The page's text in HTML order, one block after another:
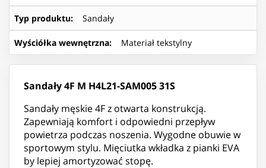
Typ produktu: Sandały
Wyściółka wewnętrzna: Materiał tekstylny
Sandały 4F M H4L21-SAM005 31S
Sandały męskie 4F z otwarta konstrukcją.
Zapewniają komfort i odpowiedni przepływ
powietrza podczas noszenia. Wygodne obuwie w
sportowym stylu. Mięciutka wkładka z pianki EVA
by lepiej amortyzować stopę.